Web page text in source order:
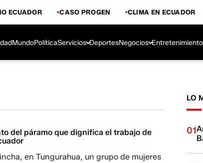
ECUADOR CASO PROGEN CLIMA EN ECUADOR
MundoPolíticaServicios DeportesNegocios Entretenimiento
del páramo que dignifica el trabajo de
en Tungurahua, un grupo de mujeres
LO
01